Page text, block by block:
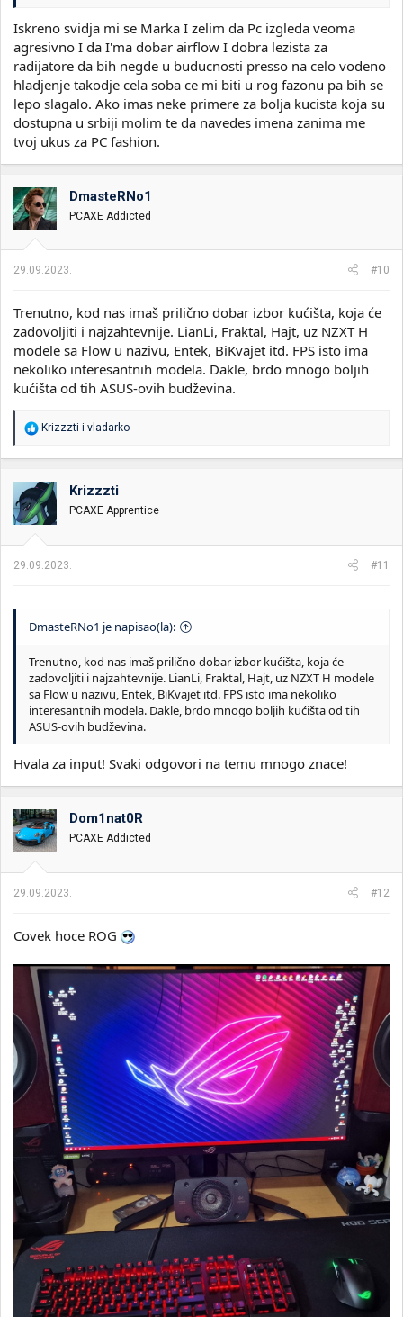
Iskreno svidja mi se Marka I zelim da Pc izgleda veoma
agresivno I da I'ma dobar airflow I dobra lezista za
radijatore da bih negde u buducnosti presso na celo vodeno
hladjenje takodje cela soba ce mi biti u rog fazonu pa bih se
lepo slagalo. Ako imas neke primere za bolja kucista koja su
dostupna u srbiji molim te da navedes imena zanima me
tvoj ukus za PC fashion.
DmasteRNo1
PCAXE Addicted
29.09.2023. #10
Trenutno, kod nas imaš prilično dobar izbor kućišta, koja će
zadovoljiti i najzahtevnije. LianLi, Fraktal, Hajt, uz NZXT H
modele sa Flow u nazivu, Entek, BiKvajet itd. FPS isto ima
nekoliko interesantnih modela. Dakle, brdo mnogo boljih
kućišta od tih ASUS-ovih budževina.
R
a
o
v
a
n
:
Krizzzti i vladarko
Krizzzti
PCAXE Apprentice
29.09.2023. #11
DmasteRNo1 je napisao(la):
Trenutno, kod nas imaš prilično dobar izbor kućišta, koja će
zadovoljiti i najzahtevnije. LianLi, Fraktal, Hajt, uz NZXT H modele
sa Flow u nazivu, Entek, BiKvajet itd. FPS isto ima nekoliko
interesantnih modela. Dakle, brdo mnogo boljih kućišta od tih
ASUS-ovih budževina.
Hvala za input! Svaki odgovori na temu mnogo znace!
Dom1nat0R
PCAXE Addicted
29.09.2023. #12
Covek hoce ROG